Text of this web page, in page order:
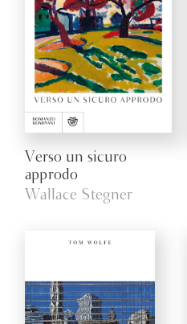
Verso un sicuro
approdo
Wallace Stegner